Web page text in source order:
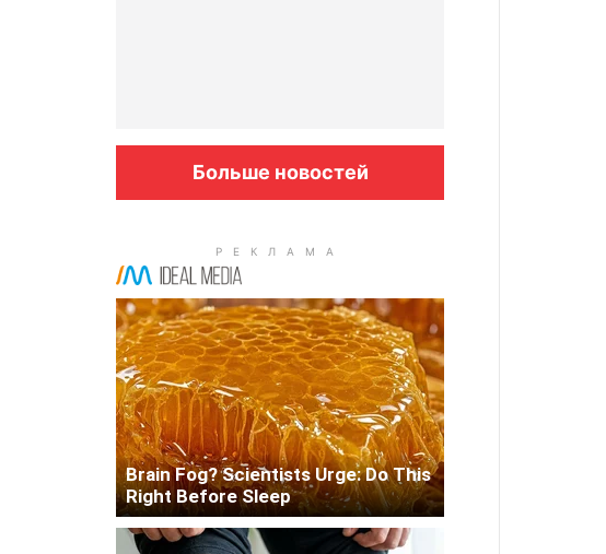
Больше новостей